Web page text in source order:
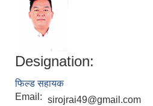
Designation:
फिल्ड सहायक
Email: sirojrai49@gmail.com